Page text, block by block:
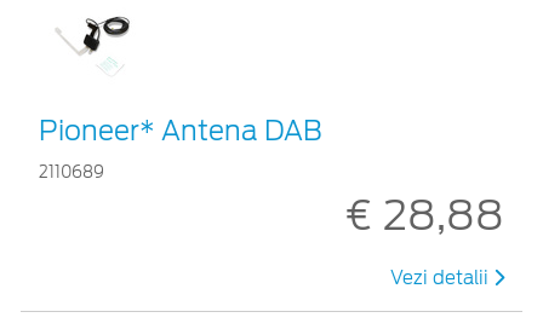
Pioneer* Antena DAB
2110689
€ 28,88
Vezi detalii